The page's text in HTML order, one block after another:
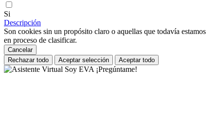
Si
Descripción
Son cookies sin un propósito claro o aquellas que todavía estamos
en proceso de clasificar.
Cancelar
Rechazar todo
Aceptar selección Aceptar todo
Soy EVA ¡Pregúntame!